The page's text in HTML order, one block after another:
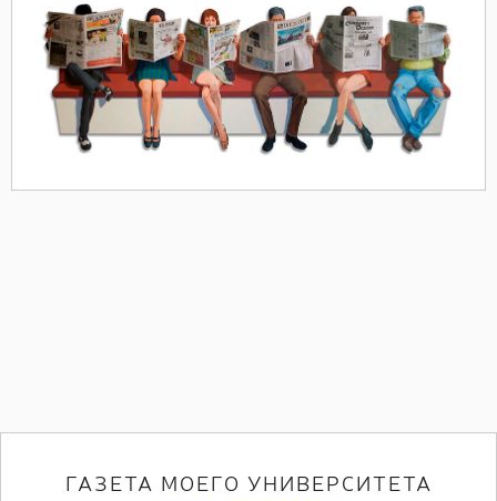
ГАЗЕТА МОЕГО УНИВЕРСИТЕТА